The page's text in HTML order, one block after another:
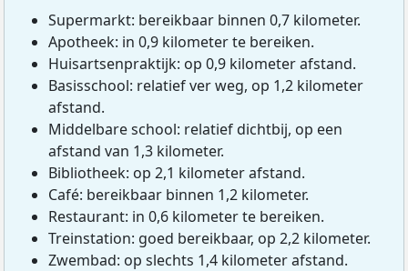
Supermarkt: bereikbaar binnen 0,7 kilometer.
Apotheek: in 0,9 kilometer te bereiken.
Huisartsenpraktijk: op 0,9 kilometer afstand.
Basisschool: relatief ver weg, op 1,2 kilometer
afstand.
Middelbare school: relatief dichtbij, op een
afstand van 1,3 kilometer.
Bibliotheek: op 2,1 kilometer afstand.
Café: bereikbaar binnen 1,2 kilometer.
Restaurant: in 0,6 kilometer te bereiken.
Treinstation: goed bereikbaar, op 2,2 kilometer.
Zwembad: op slechts 1,4 kilometer afstand.